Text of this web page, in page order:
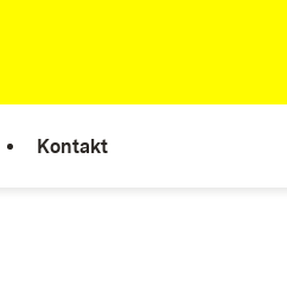
Kontakt